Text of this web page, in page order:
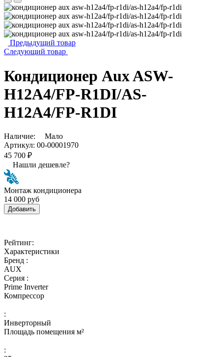
Предыдущий товар
Следующий товар
Кондиционер Aux ASW-
H12A4/FP-R1DI/AS-
H12A4/FP-R1DI
Наличие:
Мало
Артикул: 00-00001970
45 700 ₽
Нашли дешевле?
Монтаж кондиционера
14 000 руб
Добавить
Рейтинг:
Характеристики
Бренд :
AUX
Серия :
Prime Inverter
Компрессор
:
Инверторный
Площадь помещения м²
: